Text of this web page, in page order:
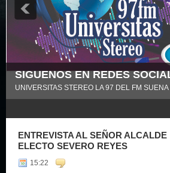
SIGUENOS EN REDES
UNIVERSITAS STEREO LA 97 DEL FM SUENA
ENTREVISTA AL SEÑOR ALCALDE
ELECTO SEVERO REYES
15:22